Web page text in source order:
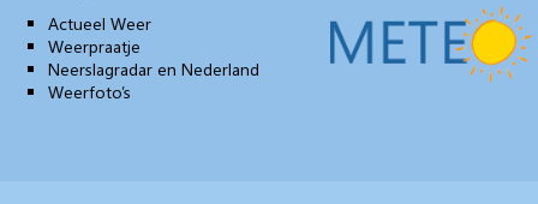
Actueel Weer
Weerpraatje
Neerslagradar en Nederland
Weerfoto’s